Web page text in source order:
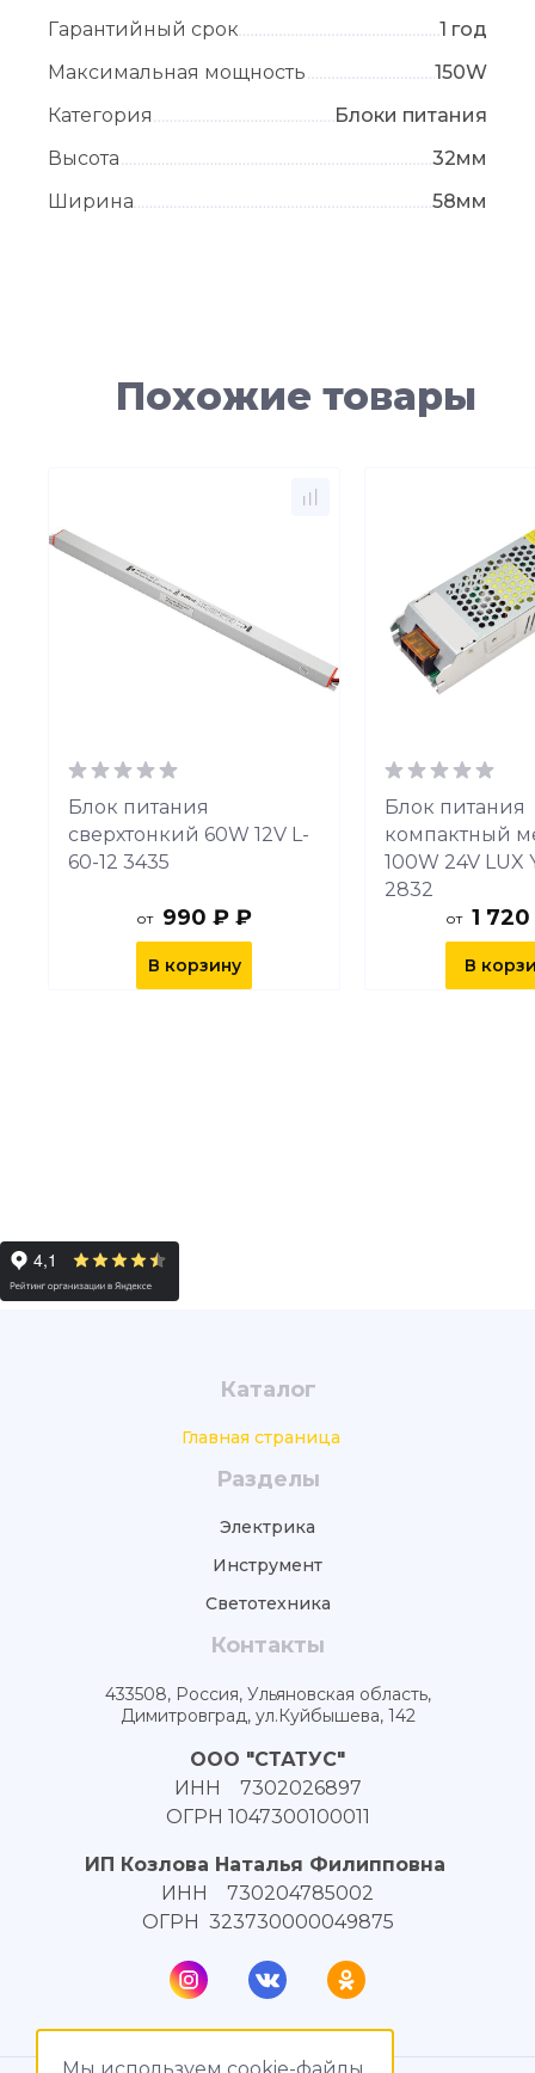
Гарантийный срок
1 год
Максимальная мощность
150W
Категория
Блоки питания
Высота
32мм
Ширина
58мм
Похожие товары
Блок питания
сверхтонкий 60W 12V L-
60-12 3435
от 990 ₽ ₽
В корзину
Блок питания
компактный
100W 24V LUX
2832
от 1
В
Каталог
Главная страница
Разделы
Электрика
Инструмент
Светотехника
Контакты
433508, Россия, Ульяновская область,
Димитровград, ул.Куйбышева, 142
ООО "СТАТУС"
ИНН 7302026897
ОГРН 1047300100011
ИП Козлова Наталья Филипповна
ИНН 730204785002
ОГРН 323730000049875